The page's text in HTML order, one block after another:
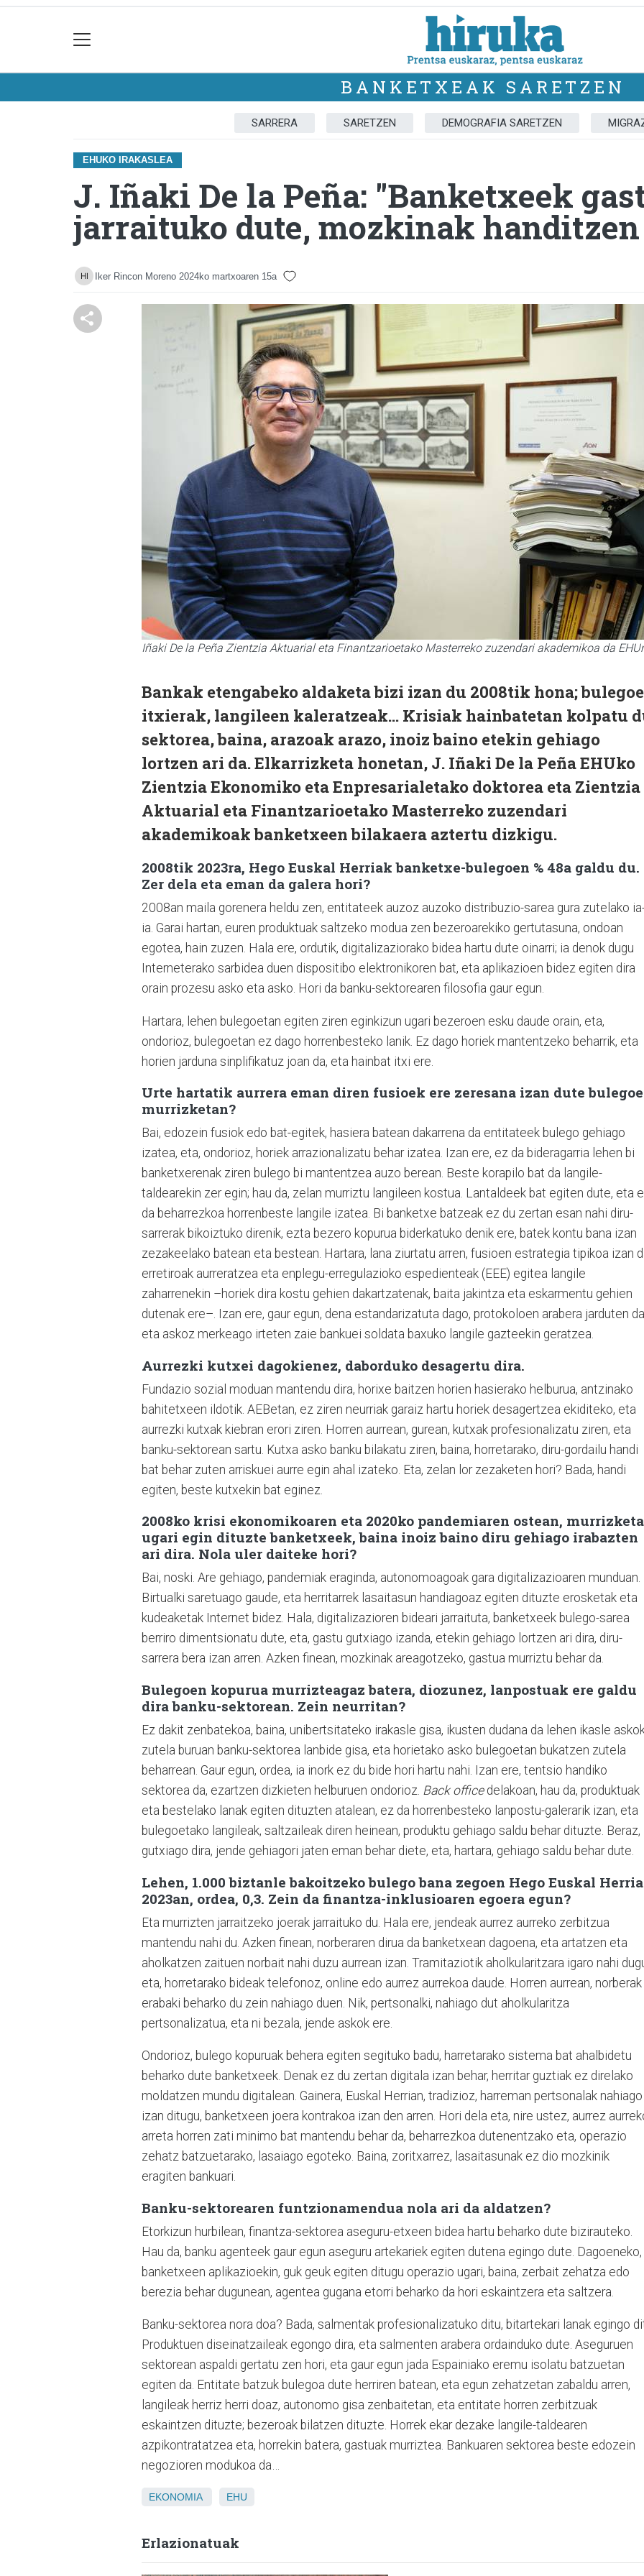
BANKETXEAK SARETZEN
SARRERA SARETZEN DEMOGRAFIA SARETZEN
EHUKO IRAKASLEA
J. Iñaki De la Peña: "Banketxeek
jarraituko dute, mozkinak
Iker Rincon Moreno 2024ko martxoaren 15a
Iñaki De la Peña Zientzia Aktuarial eta Finantzarioetako Masterreko zuzendari akademikoa da
Bankak etengabeko aldaketa bizi izan du 2008tik hona;
itxierak, langileen kaleratzeak... Krisiak hainbatetan kolpatu
sektorea, baina, arazoak arazo, inoiz baino etekin gehiago
lortzen ari da. Elkarrizketa honetan, J. Iñaki De la Peña EHUko
Zientzia Ekonomiko eta Enpresarialetako doktorea eta Zientzia
Aktuarial eta Finantzarioetako Masterreko zuzendari
akademikoak banketxeen bilakaera aztertu dizkigu.
2008tik 2023ra, Hego Euskal Herriak banketxe-bulegoen % 48a galdu du.
Zer dela eta eman da galera hori?
2008an maila gorenera heldu zen, entitateek auzoz auzoko distribuzio-sarea gura zutelako
ia. Garai hartan, euren produktuak saltzeko modua zen bezeroarekiko gertutasuna, ondoan
egotea, hain zuzen. Hala ere, ordutik, digitalizaziorako bidea hartu dute oinarri; ia denok dugu
Interneterako sarbidea duen dispositibo elektronikoren bat, eta aplikazioen bidez egiten dira
orain prozesu asko eta asko. Hori da banku-sektorearen filosofia gaur egun.
Hartara, lehen bulegoetan egiten ziren eginkizun ugari bezeroen esku daude orain, eta,
ondorioz, bulegoetan ez dago horrenbesteko lanik. Ez dago horiek mantentzeko beharrik, eta
horien jarduna sinplifikatuz joan da, eta hainbat itxi ere.
Urte hartatik aurrera eman diren fusioek ere zeresana izan dute
murrizketan?
Bai, edozein fusiok edo bat-egitek, hasiera batean dakarrena da entitateek bulego gehiago
izatea, eta, ondorioz, horiek arrazionalizatu behar izatea. Izan ere, ez da bideragarria lehen bi
banketxerenak ziren bulego bi mantentzea auzo berean. Beste korapilo bat da langile-
taldearekin zer egin; hau da, zelan murriztu langileen kostua. Lantaldeek bat egiten dute, eta
da beharrezkoa horrenbeste langile izatea. Bi banketxe batzeak ez du zertan esan nahi diru-
sarrerak bikoiztuko direnik, ezta bezero kopurua biderkatuko denik ere, batek kontu bana izan
zezakeelako batean eta bestean. Hartara, lana ziurtatu arren, fusioen estrategia tipikoa izan
erretiroak aurreratzea eta enplegu-erregulazioko espedienteak (EEE) egitea langile
zaharrenekin –horiek dira kostu gehien dakartzatenak, baita jakintza eta eskarmentu gehien
dutenak ere–. Izan ere, gaur egun, dena estandarizatuta dago, protokoloen arabera jarduten
eta askoz merkeago irteten zaie bankuei soldata baxuko langile gazteekin geratzea.
Aurrezki kutxei dagokienez, daborduko desagertu dira.
Fundazio sozial moduan mantendu dira, horixe baitzen horien hasierako helburua, antzinako
bahitetxeen ildotik. AEBetan, ez ziren neurriak garaiz hartu horiek desagertzea ekiditeko, eta
aurrezki kutxak kiebran erori ziren. Horren aurrean, gurean, kutxak profesionalizatu ziren, eta
banku-sektorean sartu. Kutxa asko banku bilakatu ziren, baina, horretarako, diru-gordailu handi
bat behar zuten arriskuei aurre egin ahal izateko. Eta, zelan lor zezaketen hori? Bada, handi
egiten, beste kutxekin bat eginez.
2008ko krisi ekonomikoaren eta 2020ko pandemiaren ostean, murrizketa
ugari egin dituzte banketxeek, baina inoiz baino diru gehiago irabazten
ari dira. Nola uler daiteke hori?
Bai, noski. Are gehiago, pandemiak eraginda, autonomoagoak gara digitalizazioaren munduan.
Birtualki saretuago gaude, eta herritarrek lasaitasun handiagoaz egiten dituzte erosketak eta
kudeaketak Internet bidez. Hala, digitalizazioren bideari jarraituta, banketxeek bulego-sarea
berriro dimentsionatu dute, eta, gastu gutxiago izanda, etekin gehiago lortzen ari dira, diru-
sarrera bera izan arren. Azken finean, mozkinak areagotzeko, gastua murriztu behar da.
Bulegoen kopurua murrizteagaz batera, diozunez, lanpostuak ere galdu
dira banku-sektorean. Zein neurritan?
Ez dakit zenbatekoa, baina, unibertsitateko irakasle gisa, ikusten dudana da lehen ikasle
zutela buruan banku-sektorea lanbide gisa, eta horietako asko bulegoetan bukatzen zutela
beharrean. Gaur egun, ordea, ia inork ez du bide hori hartu nahi. Izan ere, tentsio handiko
sektorea da, ezartzen dizkieten helburuen ondorioz. Back officedelakoan, hau da, produktuak
eta bestelako lanak egiten dituzten atalean, ez da horrenbesteko lanpostu-galerarik izan, eta
bulegoetako langileak, saltzaileak diren heinean, produktu gehiago saldu behar dituzte. Beraz,
gutxiago dira, jende gehiagori jaten eman behar diete, eta, hartara, gehiago saldu behar dute.
Lehen, 1.000 biztanle bakoitzeko bulego bana zegoen Hego Euskal
2023an, ordea, 0,3. Zein da finantza-inklusioaren egoera egun?
Eta murrizten jarraitzeko joerak jarraituko du. Hala ere, jendeak aurrez aurreko zerbitzua
mantendu nahi du. Azken finean, norberaren dirua da banketxean dagoena, eta artatzen eta
aholkatzen zaituen norbait nahi duzu aurrean izan. Tramitaziotik aholkularitzara igaro nahi
eta, horretarako bideak telefonoz, online edo aurrez aurrekoa daude. Horren aurrean, norberak
erabaki beharko du zein nahiago duen. Nik, pertsonalki, nahiago dut aholkularitza
pertsonalizatua, eta ni bezala, jende askok ere.
Ondorioz, bulego kopuruak behera egiten segituko badu, harretarako sistema bat ahalbidetu
beharko dute banketxeek. Denak ez du zertan digitala izan behar, herritar guztiak ez direlako
moldatzen mundu digitalean. Gainera, Euskal Herrian, tradizioz, harreman pertsonalak nahiago
izan ditugu, banketxeen joera kontrakoa izan den arren. Hori dela eta, nire ustez, aurrez
arreta horren zati minimo bat mantendu behar da, beharrezkoa dutenentzako eta, operazio
zehatz batzuetarako, lasaiago egoteko. Baina, zoritxarrez, lasaitasunak ez dio mozkinik
eragiten bankuari.
Banku-sektorearen funtzionamendua nola ari da aldatzen?
Etorkizun hurbilean, finantza-sektorea aseguru-etxeen bidea hartu beharko dute bizirauteko.
Hau da, banku agenteek gaur egun aseguru artekariek egiten dutena egingo dute. Dagoeneko,
banketxeen aplikazioekin, guk geuk egiten ditugu operazio ugari, baina, zerbait zehatza edo
berezia behar dugunean, agentea gugana etorri beharko da hori eskaintzera eta saltzera.
Banku-sektorea nora doa? Bada, salmentak profesionalizatuko ditu, bitartekari lanak egingo
Produktuen diseinatzaileak egongo dira, eta salmenten arabera ordainduko dute. Aseguruen
sektorean aspaldi gertatu zen hori, eta gaur egun jada Espainiako eremu isolatu batzuetan
egiten da. Entitate batzuk bulegoa dute herriren batean, eta egun zehatzetan zabaldu arren,
langileak herriz herri doaz, autonomo gisa zenbaitetan, eta entitate horren zerbitzuak
eskaintzen dituzte; bezeroak bilatzen dituzte. Horrek ekar dezake langile-taldearen
azpikontratatzea eta, horrekin batera, gastuak murriztea. Bankuaren sektorea beste edozein
negozioren modukoa da…
EKONOMIA EHU
Erlazionatuak